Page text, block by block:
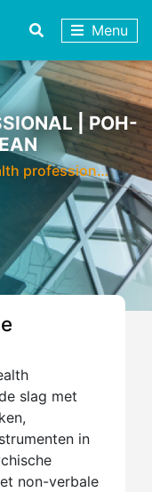
Menu
| POH-
profession…
slag met
in
non-verbale